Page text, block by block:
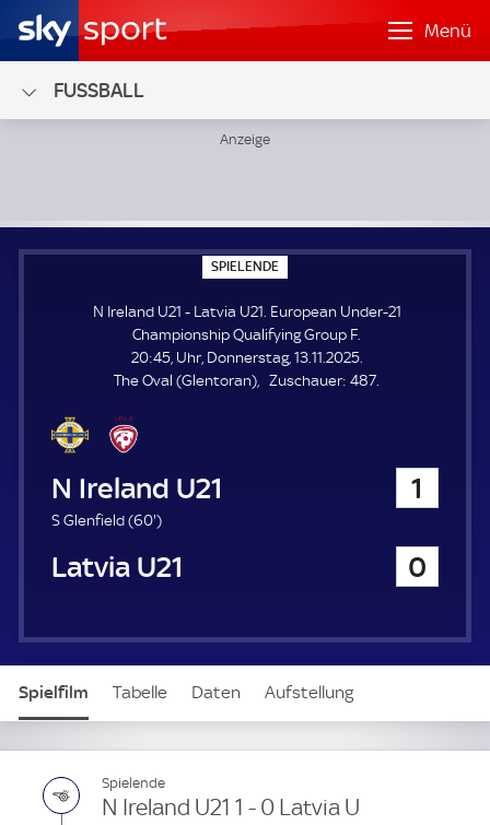
Menü
FUSSBALL
SPIELENDE
P
E
L
E
N
E
N Ireland U21 - Latvia U21. European Under-21
Championship Qualifying Group F.
20:45, Uhr, Donnerstag, 13.11.2025.
The Oval (Glentoran)
Zuschauer: Z
487.
N Ireland U21 1
S Glenfield (60'6
.
e
)
Latvia U21 0
Spielfilm Tabelle Daten Aufstellung
Spielende
N Ireland U21 1 - 0 Latvia U